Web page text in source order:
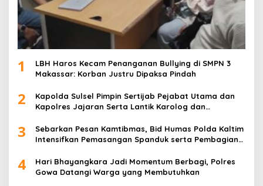
1
LBH Haros Kecam Penanganan Bullying di SMPN 3
Makassar: Korban Justru Dipaksa Pindah
2
Kapolda Sulsel Pimpin Sertijab Pejabat Utama dan
Kapolres Jajaran Serta Lantik Karolog dan
3
Sebarkan Pesan Kamtibmas, Bid Humas Polda Kaltim
Intensifkan Pemasangan Spanduk serta Pembagian
4
Hari Bhayangkara Jadi Momentum Berbagi, Polres
Gowa Datangi Warga yang Membutuhkan